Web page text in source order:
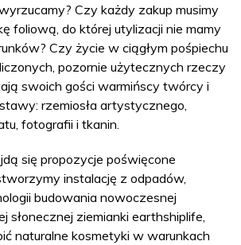
Czy każdy zakup musimy
foliową, do której utylizacji nie mamy
Czy życie w ciągłym pośpiechu
pozornie użytecznych rzeczy
swoich gości warmińscy twórcy i
rzemiosła artystycznego,
fotografii i tkanin.
się propozycje poświęcone
instalację z odpadów,
budowania nowoczesnej
słonecznej ziemianki earthshiplife,
naturalne kosmetyki w warunkach